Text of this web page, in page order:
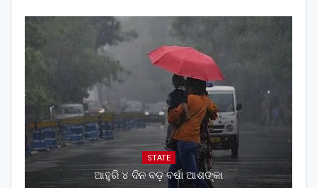
STATE
ଆହୁରି ୪ ଦିନ ବଡ଼ ବର୍ଷା ଆଶଙ୍କା